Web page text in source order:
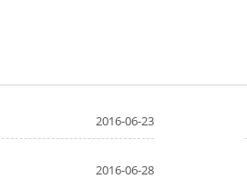
2016-06-23
2016-06-28